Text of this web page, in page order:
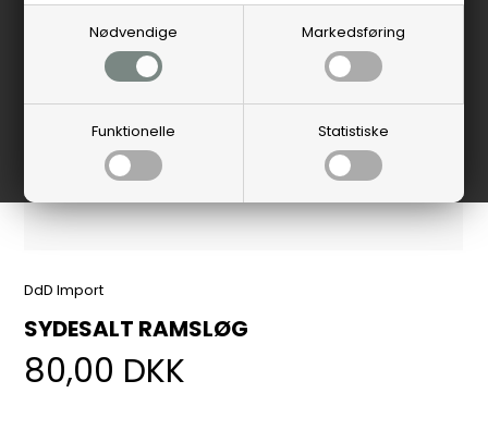
Nødvendige Markedsføring
Funktionelle Statistiske
DdD Import
SYDESALT RAMSLØG
80,00 DKK